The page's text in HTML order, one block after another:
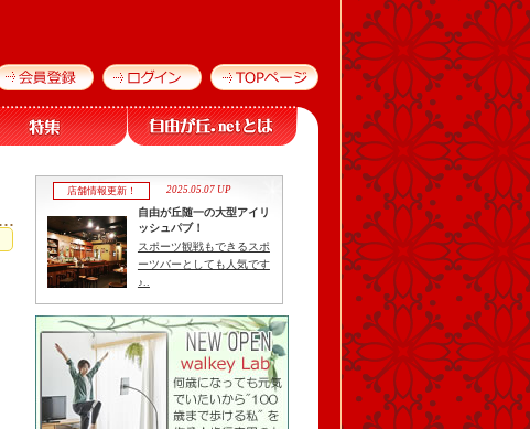
店舗情報更新！ 2025.05.07 UP
自由が丘随一の大型アイリ
ッシュパブ！
スポーツ観戦もできるスポ
ーツバーとしても人気です
♪..